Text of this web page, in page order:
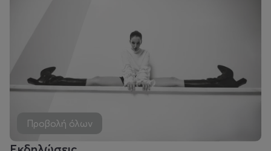
Προβολή όλων